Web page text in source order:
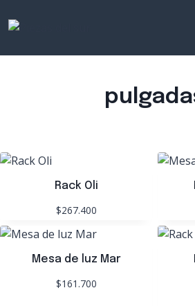
Rack Oli
$267.400
Mesa de luz Mar
$161.700